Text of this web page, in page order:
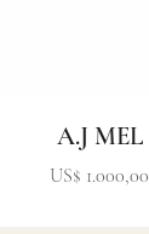
A.J MEL
Precio
US$ 1.000,00